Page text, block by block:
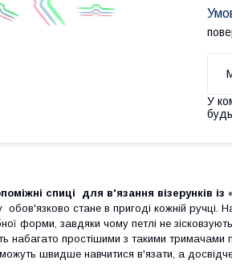
У
спиці для в'язання візерунків із
обов'язково стане в пригоді кожній ручці.
форми, завдяки чому петлі не
набагато простішими з такими тримачами
швидше навчитися в'язати, а